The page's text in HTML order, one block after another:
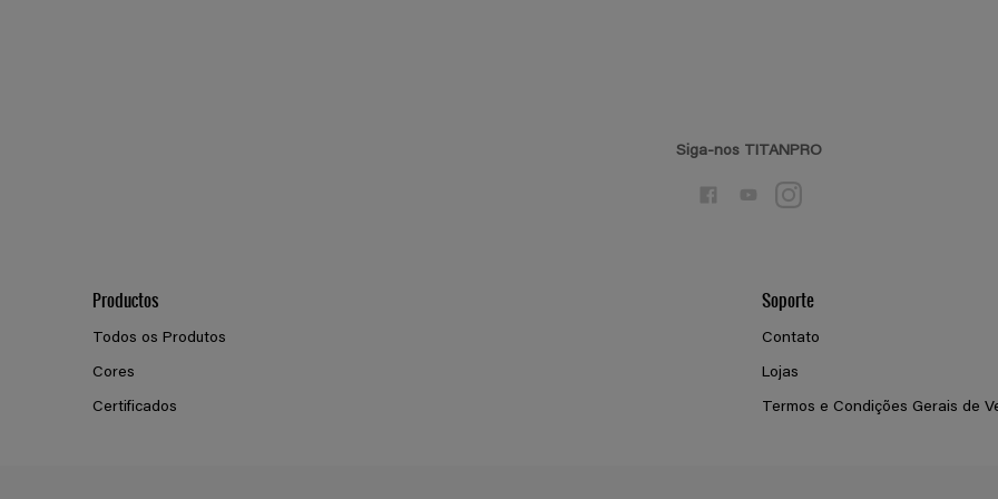
Siga-nos TITANPRO
Productos
Todos os Produtos
Cores
Certificados
Soporte
Contato
Lojas
Termos e Condições Gerais de